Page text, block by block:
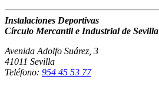
Instalaciones Deportivas
Círculo Mercantil e Industrial de Sevilla
Avenida Adolfo Suárez, 3
41011 Sevilla
Teléfono: 954 45 53 77